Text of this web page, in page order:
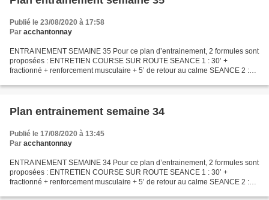
Publié le 23/08/2020 à 17:58
Par acchantonnay
ENTRAINEMENT SEMAINE 35 Pour ce plan d’entrainement, 2 formules sont
proposées : ENTRETIEN COURSE SUR ROUTE SEANCE 1 : 30’ +
fractionné + renforcement musculaire + 5’ de retour au calme SEANCE 2 :
Plan entrainement semaine 34
Publié le 17/08/2020 à 13:45
Par acchantonnay
ENTRAINEMENT SEMAINE 34 Pour ce plan d’entrainement, 2 formules sont
proposées : ENTRETIEN COURSE SUR ROUTE SEANCE 1 : 30’ +
fractionné + renforcement musculaire + 5’ de retour au calme SEANCE 2 :